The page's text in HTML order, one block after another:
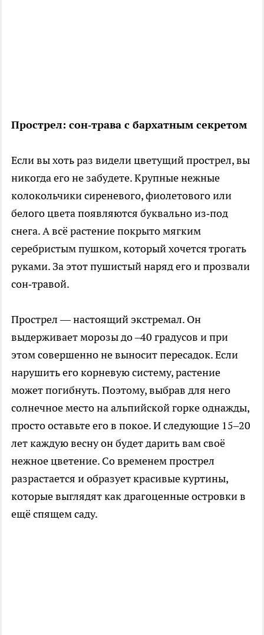
Прострел: сон‑трава с бархатным секретом
Если вы хоть раз видели цветущий прострел, вы
никогда его не забудете. Крупные нежные
колокольчики сиреневого, фиолетового или
белого цвета появляются буквально из‑под
снега. А всё растение покрыто мягким
серебристым пушком, который хочется трогать
руками. За этот пушистый наряд его и прозвали
сон‑травой.
Прострел — настоящий экстремал. Он
выдерживает морозы до –40 градусов и при
этом совершенно не выносит пересадок. Если
нарушить его корневую систему, растение
может погибнуть. Поэтому, выбрав для него
солнечное место на альпийской горке однажды,
просто оставьте его в покое. И следующие 15–20
лет каждую весну он будет дарить вам своё
нежное цветение. Со временем прострел
разрастается и образует красивые куртины,
которые выглядят как драгоценные островки в
ещё спящем саду.